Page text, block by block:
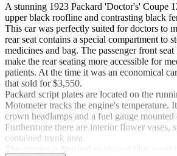
A stunning 1923 Packard 'Doctor's' Coupe
upper black roofline and contrasting black
This car was perfectly suited for doctors to
rear seat contains a special compartment to
medicines and bag. The passenger front
make the rear seating more accessible for
patients. At the time it was an economical
that sold for $3,550.
Packard script plates are located on the
Motometer tracks the engine's temperature.
crown headlamps and a fuel gauge
Furthermore there are interior flower vases,
contained trunk area.